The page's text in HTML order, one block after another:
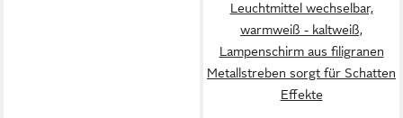
Leuchtmittel wechselbar,
warmweiß - kaltweiß,
Lampenschirm aus filigranen
Metallstreben sorgt für Schatten
Effekte